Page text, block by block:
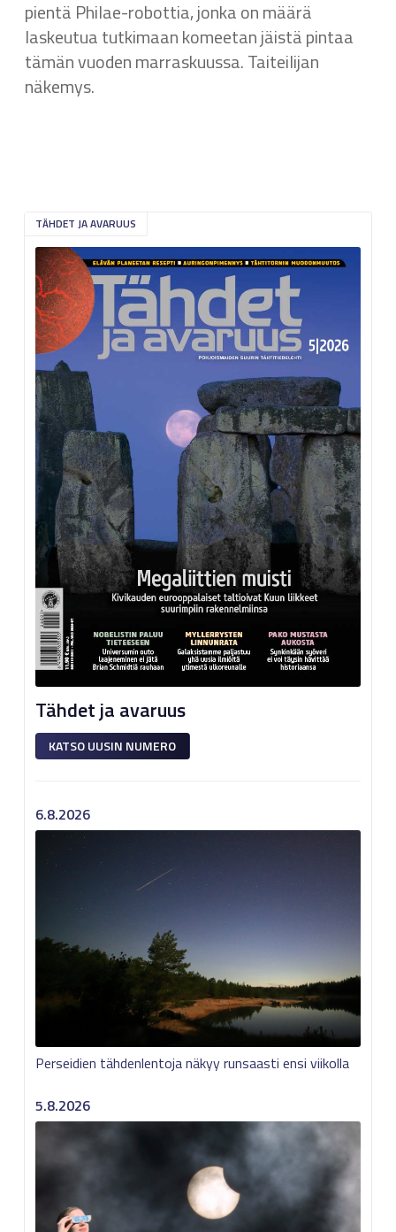
pientä Philae-robottia, jonka on määrä
laskeutua tutkimaan komeetan jäistä pintaa
tämän vuoden marraskuussa. Taiteilijan
näkemys.
TÄHDET JA AVARUUS
Tähdet ja avaruus
KATSO UUSIN NUMERO
6.8.2026
Perseidien tähdenlentoja näkyy runsaasti ensi viikolla
5.8.2026